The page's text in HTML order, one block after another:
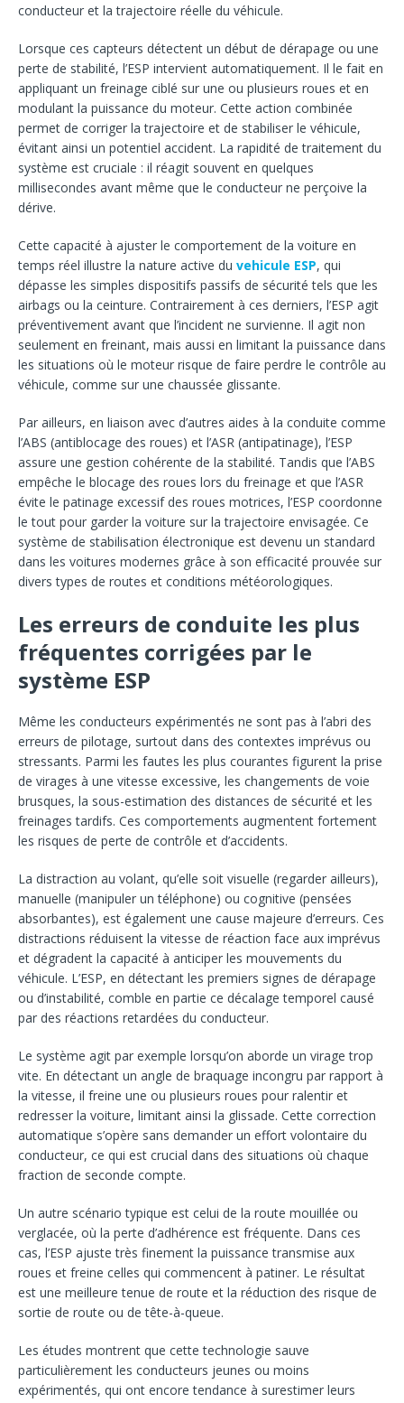
conducteur et la trajectoire réelle du véhicule.
Lorsque ces capteurs détectent un début de dérapage ou une
perte de stabilité, l’ESP intervient automatiquement. Il le fait en
appliquant un freinage ciblé sur une ou plusieurs roues et en
modulant la puissance du moteur. Cette action combinée
permet de corriger la trajectoire et de stabiliser le véhicule,
évitant ainsi un potentiel accident. La rapidité de traitement du
système est cruciale : il réagit souvent en quelques
millisecondes avant même que le conducteur ne perçoive la
dérive.
Cette capacité à ajuster le comportement de la voiture en
temps réel illustre la nature active du vehicule ESP, qui
dépasse les simples dispositifs passifs de sécurité tels que les
airbags ou la ceinture. Contrairement à ces derniers, l’ESP agit
préventivement avant que l’incident ne survienne. Il agit non
seulement en freinant, mais aussi en limitant la puissance dans
les situations où le moteur risque de faire perdre le contrôle au
véhicule, comme sur une chaussée glissante.
Par ailleurs, en liaison avec d’autres aides à la conduite comme
l’ABS (antiblocage des roues) et l’ASR (antipatinage), l’ESP
assure une gestion cohérente de la stabilité. Tandis que l’ABS
empêche le blocage des roues lors du freinage et que l’ASR
évite le patinage excessif des roues motrices, l’ESP coordonne
le tout pour garder la voiture sur la trajectoire envisagée. Ce
système de stabilisation électronique est devenu un standard
dans les voitures modernes grâce à son efficacité prouvée sur
divers types de routes et conditions météorologiques.
Les erreurs de conduite les plus
fréquentes corrigées par le
système ESP
Même les conducteurs expérimentés ne sont pas à l’abri des
erreurs de pilotage, surtout dans des contextes imprévus ou
stressants. Parmi les fautes les plus courantes figurent la prise
de virages à une vitesse excessive, les changements de voie
brusques, la sous-estimation des distances de sécurité et les
freinages tardifs. Ces comportements augmentent fortement
les risques de perte de contrôle et d’accidents.
La distraction au volant, qu’elle soit visuelle (regarder ailleurs),
manuelle (manipuler un téléphone) ou cognitive (pensées
absorbantes), est également une cause majeure d’erreurs. Ces
distractions réduisent la vitesse de réaction face aux imprévus
et dégradent la capacité à anticiper les mouvements du
véhicule. L’ESP, en détectant les premiers signes de dérapage
ou d’instabilité, comble en partie ce décalage temporel causé
par des réactions retardées du conducteur.
Le système agit par exemple lorsqu’on aborde un virage trop
vite. En détectant un angle de braquage incongru par rapport à
la vitesse, il freine une ou plusieurs roues pour ralentir et
redresser la voiture, limitant ainsi la glissade. Cette correction
automatique s’opère sans demander un effort volontaire du
conducteur, ce qui est crucial dans des situations où chaque
fraction de seconde compte.
Un autre scénario typique est celui de la route mouillée ou
verglacée, où la perte d’adhérence est fréquente. Dans ces
cas, l’ESP ajuste très finement la puissance transmise aux
roues et freine celles qui commencent à patiner. Le résultat
est une meilleure tenue de route et la réduction des risque de
sortie de route ou de tête-à-queue.
Les études montrent que cette technologie sauve
particulièrement les conducteurs jeunes ou moins
expérimentés, qui ont encore tendance à surestimer leurs